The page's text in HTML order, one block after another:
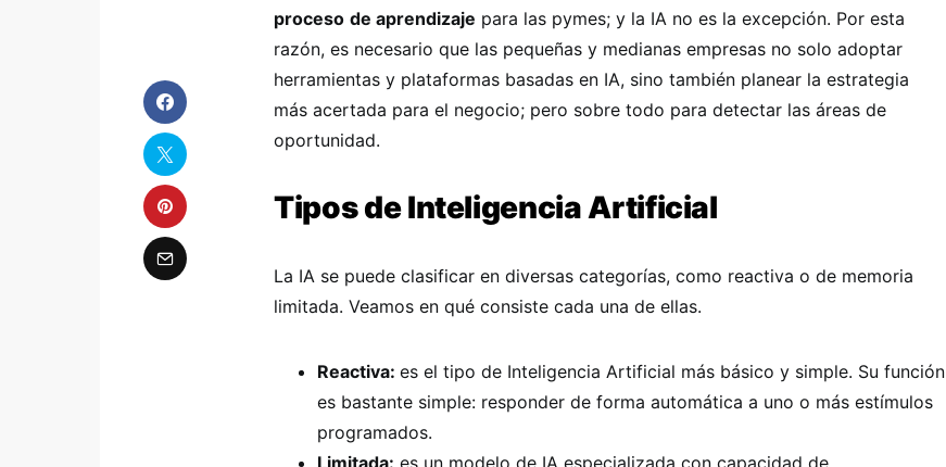
proceso de aprendizaje para las pymes; y la IA no es la excepción. Por esta
razón, es necesario que las pequeñas y medianas empresas no solo adoptar
herramientas y plataformas basadas en IA, sino también planear la estrategia
más acertada para el negocio; pero sobre todo para detectar las áreas de
oportunidad.
Tipos de Inteligencia Artificial
La IA se puede clasificar en diversas categorías, como reactiva o de memoria
limitada. Veamos en qué consiste cada una de ellas.
Reactiva: es el tipo de Inteligencia Artificial más básico y simple. Su función
es bastante simple: responder de forma automática a uno o más estímulos
programados.
Limitada: es un modelo de IA especializada con capacidad de